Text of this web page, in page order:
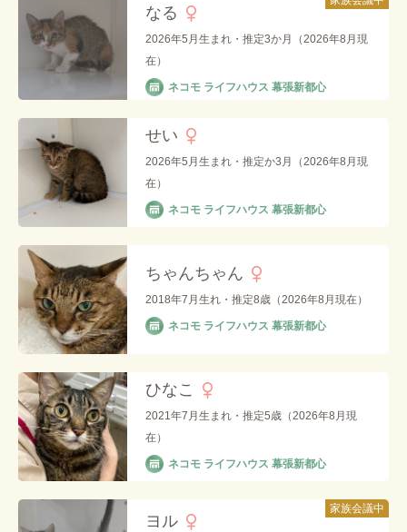
なる
2026年5月生まれ・推定3か月（2026年8月現
在）
ネコモ ライフハウス 幕張新都心
せい
2026年5月生まれ・推定か3月（2026年8月現
在）
ネコモ ライフハウス 幕張新都心
ちゃんちゃん
2018年7月生れ・推定8歳（2026年8月現在）
ネコモ ライフハウス 幕張新都心
ひなこ
2021年7月生まれ・推定5歳（2026年8月現
在）
ネコモ ライフハウス 幕張新都心
ヨル
家族会議中